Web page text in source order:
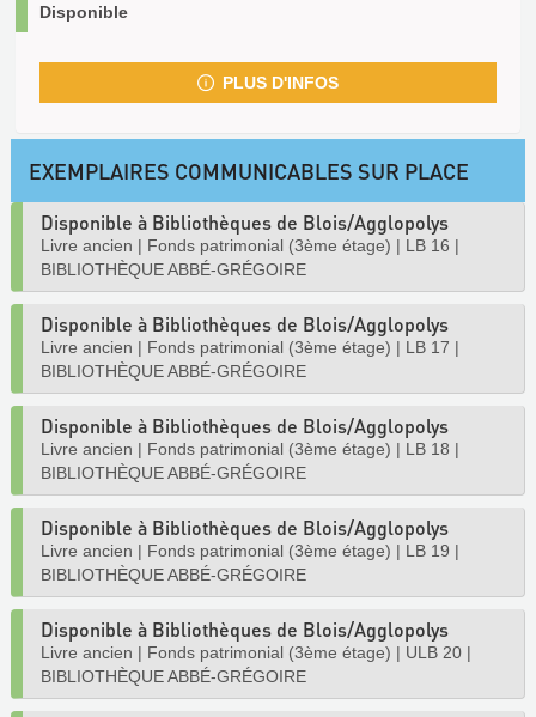
Disponible
PLUS D'INFOS
EXEMPLAIRES COMMUNICABLES SUR PLACE
Disponible à Bibliothèques de Blois/Agglopolys
Livre ancien | Fonds patrimonial (3ème étage) | LB 16 |
BIBLIOTHÈQUE ABBÉ-GRÉGOIRE
Disponible à Bibliothèques de Blois/Agglopolys
Livre ancien | Fonds patrimonial (3ème étage) | LB 17 |
BIBLIOTHÈQUE ABBÉ-GRÉGOIRE
Disponible à Bibliothèques de Blois/Agglopolys
Livre ancien | Fonds patrimonial (3ème étage) | LB 18 |
BIBLIOTHÈQUE ABBÉ-GRÉGOIRE
Disponible à Bibliothèques de Blois/Agglopolys
Livre ancien | Fonds patrimonial (3ème étage) | LB 19 |
BIBLIOTHÈQUE ABBÉ-GRÉGOIRE
Disponible à Bibliothèques de Blois/Agglopolys
Livre ancien | Fonds patrimonial (3ème étage) | ULB 20 |
BIBLIOTHÈQUE ABBÉ-GRÉGOIRE